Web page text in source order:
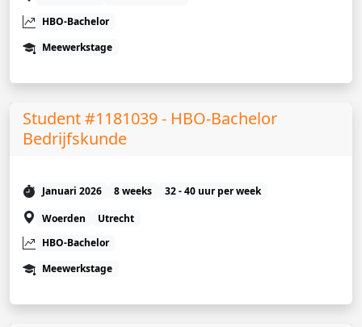
HBO-Bachelor
Meewerkstage
Student #1181039 - HBO-Bachelor
Bedrijfskunde
Januari 2026 8 weeks
32 - 40 uur per week
Woerden
Utrecht
HBO-Bachelor
Meewerkstage